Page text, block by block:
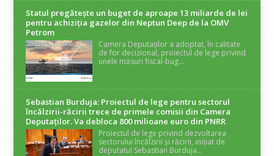
Statul pregătește un buget de aproape 13 miliarde de lei
pentru achiziția gazelor din Neptun Deep de la OMV
Petrom
Camera Deputaților a adoptat, în calitate
de for decizional, proiectul de lege privind
unele măsuri fiscal-bug...
Sebastian Burduja: Proiectul de lege pentru sectorul
încălzirii-răcirii trece de primele comisii din Camera
Deputaților. Va debloca 800 milioane euro din PNRR
Proiectul de lege privind dezvoltarea
sectorului încălzirii și răcirii, inițiat de
deputatul Sebastian Burduja...